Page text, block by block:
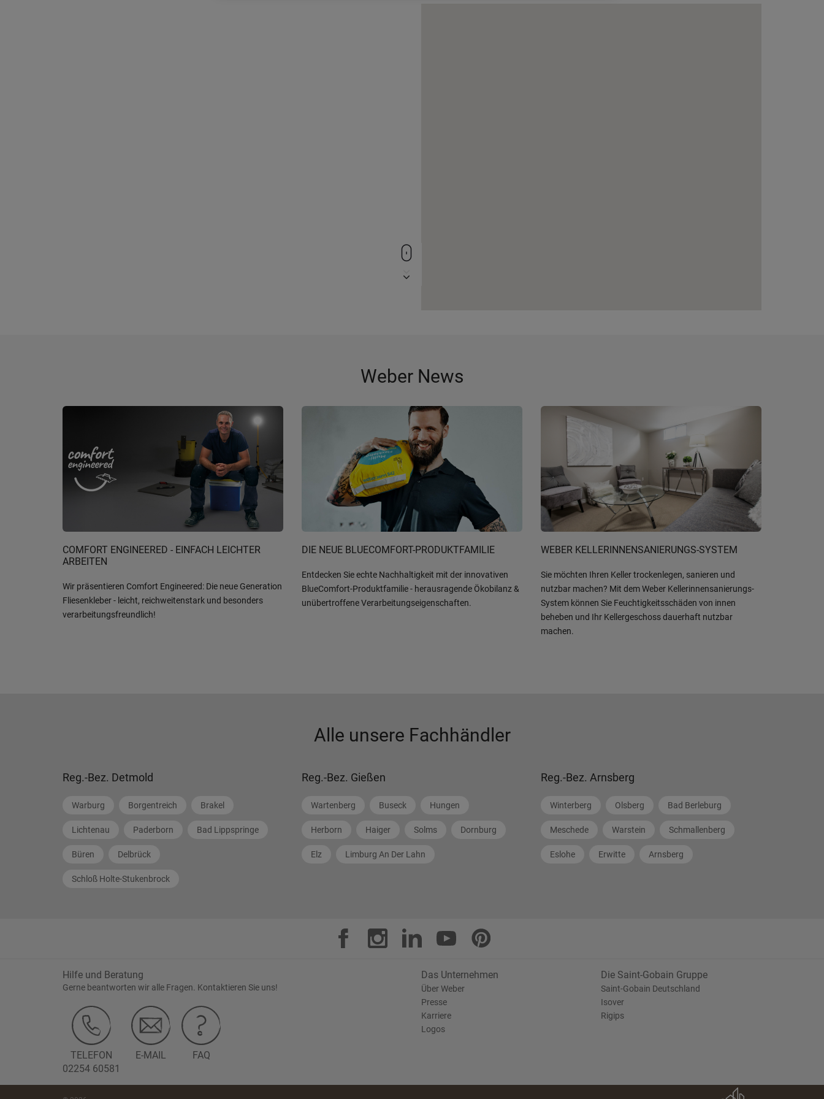
Weber News
COMFORT ENGINEERED - EINFACH LEICHTER
ARBEITEN
Wir präsentieren Comfort Engineered: Die neue Generation
Fliesenkleber - leicht, reichweitenstark und besonders
verarbeitungsfreundlich!
DIE NEUE BLUECOMFORT-PRODUKTFAMILIE
Entdecken Sie echte Nachhaltigkeit mit der innovativen
BlueComfort-Produktfamilie - herausragende Ökobilanz &
unübertroffene Verarbeitungseigenschaften.
WEBER KELLERINNENSANIERUNGS-SYSTEM
Sie möchten Ihren Keller trockenlegen, sanieren und
nutzbar machen? Mit dem Weber Kellerinnensanierungs-
System können Sie Feuchtigkeitsschäden von innen
beheben und Ihr Kellergeschoss dauerhaft nutzbar
machen.
Alle unsere Fachhändler
Reg.-Bez. Detmold
Warburg Borgentreich Brakel
Lichtenau Paderborn Bad Lippspringe
Büren Delbrück
Schloß Holte-Stukenbrock
Reg.-Bez. Gießen
Wartenberg Buseck Hungen
Herborn Haiger Solms Dornburg
Elz Limburg An Der Lahn
Reg.-Bez. Arnsberg
Winterberg Olsberg Bad Berleburg
Meschede Warstein Schmallenberg
Eslohe Erwitte Arnsberg
Hilfe und Beratung
Gerne beantworten wir alle Fragen. Kontaktieren Sie uns!
TELEFON
02254 60581
E-MAIL FAQ
Das Unternehmen
Über Weber
Presse
Karriere
Logos
Die Saint-Gobain Gruppe
Saint-Gobain Deutschland
Isover
Rigips